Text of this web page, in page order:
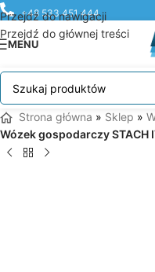
Przejdź do nawigacji
Przejdź do głównej treści
+48 533 451 444
MENU
Strona główna » Sklep »
Wózek gospodarczy STACH